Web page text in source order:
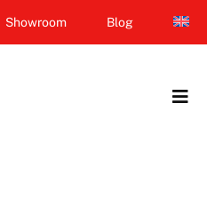
Showroom Blog